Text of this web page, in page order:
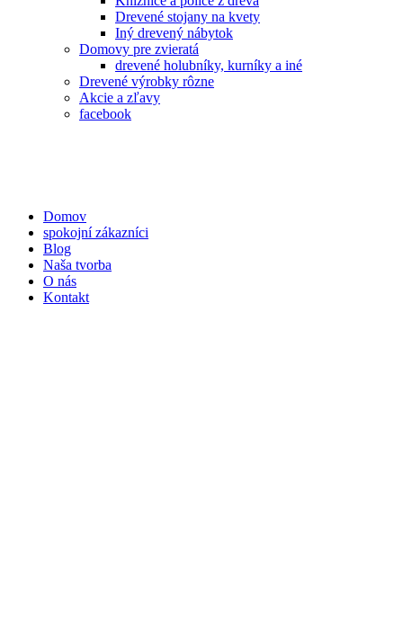
Drevené stojany na kvety
Iný drevený nábytok
Domovy pre zvieratá
drevené holubníky, kurníky a iné
Drevené výrobky rôzne
Akcie a zľavy
facebook
Domov
spokojní zákazníci
Blog
Naša tvorba
O nás
Kontakt